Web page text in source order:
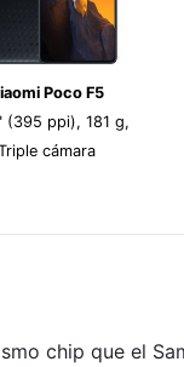
Poco F5
(395 ppi), 181 g,
cámara
chip que el